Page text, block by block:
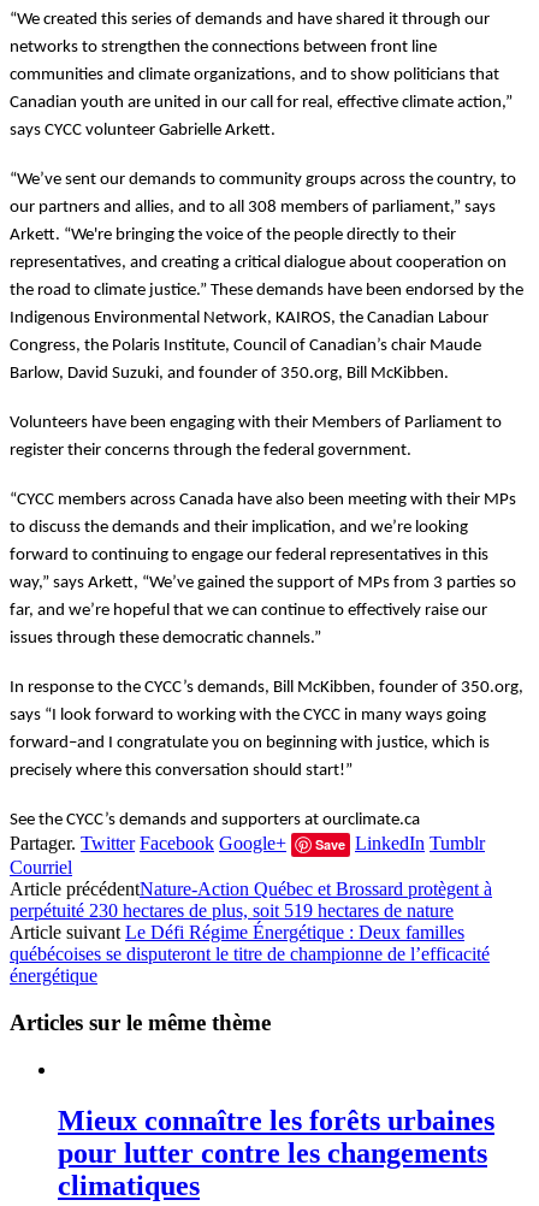
“We created this series of demands and have shared it through our
networks to strengthen the connections between front line
communities and climate organizations, and to show politicians that
Canadian youth are united in our call for real, effective climate action,”
says CYCC volunteer Gabrielle Arkett.
“We’ve sent our demands to community groups across the country, to
our partners and allies, and to all 308 members of parliament,” says
Arkett. “We're bringing the voice of the people directly to their
representatives, and creating a critical dialogue about cooperation on
the road to climate justice.” These demands have been endorsed by the
Indigenous Environmental Network, KAIROS, the Canadian Labour
Congress, the Polaris Institute, Council of Canadian’s chair Maude
Barlow, David Suzuki, and founder of 350.org, Bill McKibben.
Volunteers have been engaging with their Members of Parliament to
register their concerns through the federal government.
“CYCC members across Canada have also been meeting with their MPs
to discuss the demands and their implication, and we’re looking
forward to continuing to engage our federal representatives in this
way,” says Arkett, “We’ve gained the support of MPs from 3 parties so
far, and we’re hopeful that we can continue to effectively raise our
issues through these democratic channels.”
In response to the CYCC’s demands, Bill McKibben, founder of 350.org,
says “I look forward to working with the CYCC in many ways going
forward–and I congratulate you on beginning with justice, which is
precisely where this conversation should start!”
See the CYCC’s demands and supporters at ourclimate.ca
Partager. Twitter Facebook Google+ Save LinkedIn Tumblr
Courriel
Article précédentNature-Action Québec et Brossard protègent à
perpétuité 230 hectares de plus, soit 519 hectares de nature
Article suivant Le Défi Régime Énergétique : Deux familles
québécoises se disputeront le titre de championne de l’efficacité
énergétique
Articles sur le même thème
Mieux connaître les forêts urbaines
pour lutter contre les changements
climatiques